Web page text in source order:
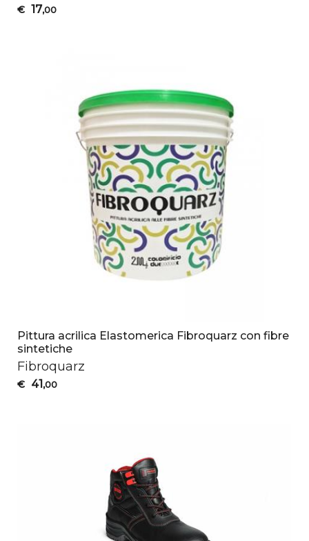
€ 17,00
Pittura acrilica Elastomerica Fibroquarz con fibre
sintetiche
Fibroquarz
€ 41 ,00